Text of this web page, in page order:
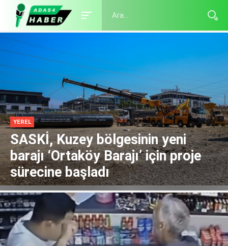
YEREL
SASKİ, Kuzey bölgesinin yeni
barajı ‘Ortaköy Barajı’ için proje
sürecine başladı